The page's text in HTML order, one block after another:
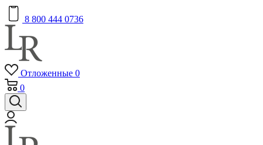
8 800 444 0736
Отложенные 0
0